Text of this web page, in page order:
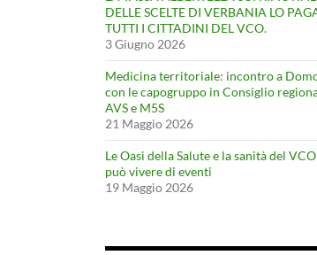
DELLE SCELTE DI VERBANIA LO
TUTTI I CITTADINI DEL VCO.
3 Giugno 2026
Medicina territoriale: incontro a
con le capogruppo in Consiglio
AVS e M5S
21 Maggio 2026
Le Oasi della Salute e la sanità del
può vivere di eventi
19 Maggio 2026